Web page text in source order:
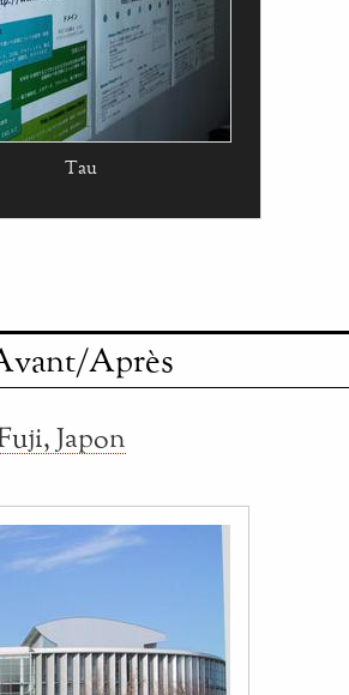
Tau
Après
Japon